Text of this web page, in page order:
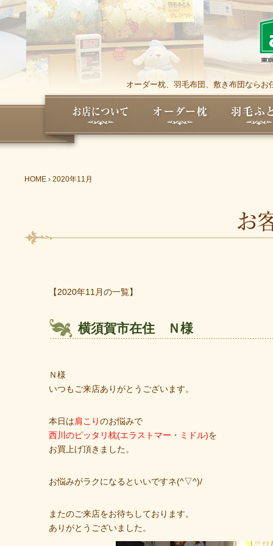
オーダー枕、羽毛布団、敷き布団なら
HOME › 2020年11月
【2020年11月の一覧】
横須賀市在住 Ｎ様
Ｎ様
いつもご来店ありがとうございます。
本日は肩こりのお悩みで
西川のピッタリ枕(エラストマー・ミドル)を
お買上げ頂きました。
お悩みがラクになるといいですネ(^▽^)/
またのご来店をお待ちしております。
ありがとうございました。